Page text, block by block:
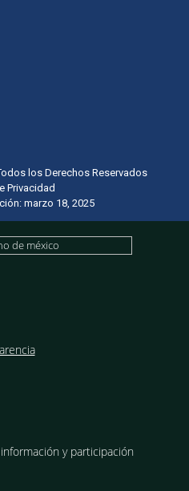
los Derechos Reservados
Privacidad
marzo 18, 2025
y participación